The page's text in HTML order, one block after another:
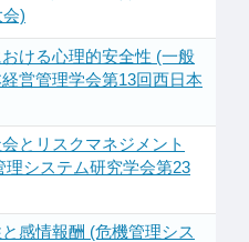
)
ける心理的安全性 (一般
営管理学会第13回西日本
とリスクマネジメント
理システム研究学会第23
感情報酬 (危機管理シス